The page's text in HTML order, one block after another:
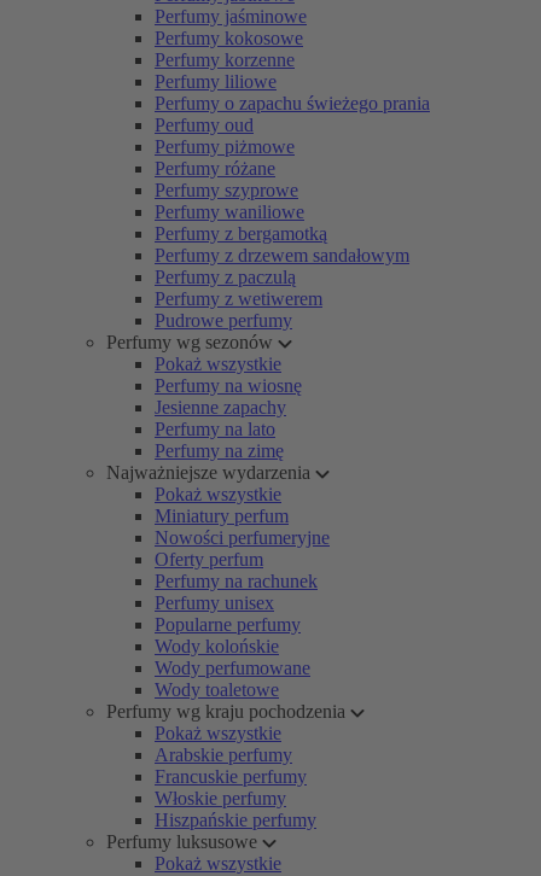
Perfumy jaśminowe
Perfumy kokosowe
Perfumy korzenne
Perfumy liliowe
Perfumy o zapachu świeżego prania
Perfumy oud
Perfumy piżmowe
Perfumy różane
Perfumy szyprowe
Perfumy waniliowe
Perfumy z bergamotką
Perfumy z drzewem sandałowym
Perfumy z paczulą
Perfumy z wetiwerem
Pudrowe perfumy
Perfumy wg sezonów
Pokaż wszystkie
Perfumy na wiosnę
Jesienne zapachy
Perfumy na lato
Perfumy na zimę
Najważniejsze wydarzenia
Pokaż wszystkie
Miniatury perfum
Nowości perfumeryjne
Oferty perfum
Perfumy na rachunek
Perfumy unisex
Popularne perfumy
Wody kolońskie
Wody perfumowane
Wody toaletowe
Perfumy wg kraju pochodzenia
Pokaż wszystkie
Arabskie perfumy
Francuskie perfumy
Włoskie perfumy
Hiszpańskie perfumy
Perfumy luksusowe
Pokaż wszystkie